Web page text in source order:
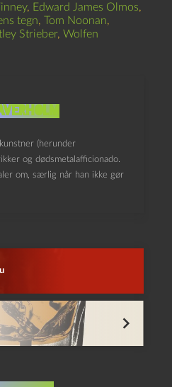
, Edward James Olmos,
tegn, Tom Noonan,
Strieber, Wolfen
(herunder
og dødsmetalafficionado.
om, særlig når han ikke gør